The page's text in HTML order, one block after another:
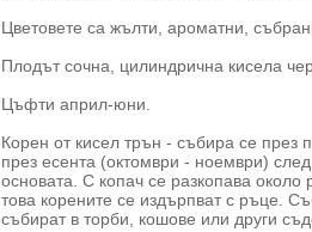
Цветовете са жълти, ароматни,
Плодът сочна, цилиндрична кисела
Цъфти април-юни.
Корен от кисел трън - събира се през
през есента (октомври - ноември)
основата. С копач се разкопава
това корените се издърпват с ръце.
събират в торби, кошове или други